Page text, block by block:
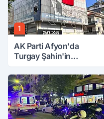
1
AK Parti Afyon'da
Turgay Şahin'in